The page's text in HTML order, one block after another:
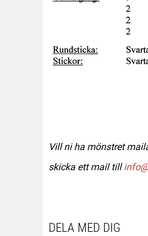
Vill ni ha mönstret
skicka ett mail till
DELA MED DIG